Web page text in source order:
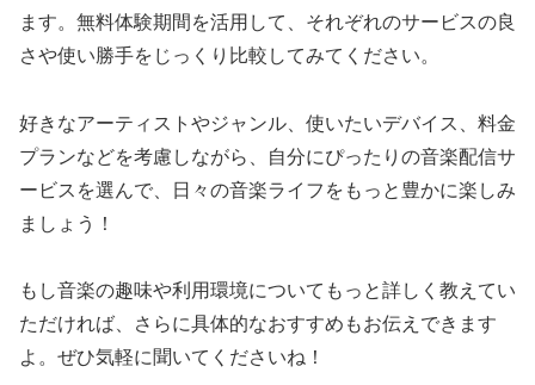
ます。無料体験期間を活用して、それぞれのサービスの良
さや使い勝手をじっくり比較してみてください。
好きなアーティストやジャンル、使いたいデバイス、料金
プランなどを考慮しながら、自分にぴったりの音楽配信サ
ービスを選んで、日々の音楽ライフをもっと豊かに楽しみ
ましょう！
もし音楽の趣味や利用環境についてもっと詳しく教えてい
ただければ、さらに具体的なおすすめもお伝えできます
よ。ぜひ気軽に聞いてくださいね！